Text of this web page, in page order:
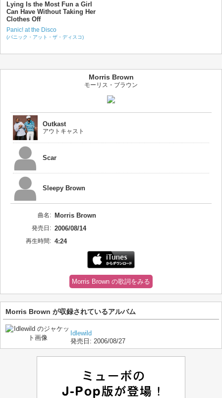
Lying Is the Most Fun a Girl
Can Have Without Taking Her
Clothes Off
Panic! at the Disco
(パニック・アット・ザ・ディスコ)
Morris Brown
モーリス・ブラウン
Outkast
アウトキャスト
Scar
Sleepy Brown
曲名: Morris Brown
発売日: 2006/08/14
再生時間: 4:24
Morris Brown の歌詞をみる
Morris Brown が収録されているアルバム
Idlewild
発売日: 2006/08/27